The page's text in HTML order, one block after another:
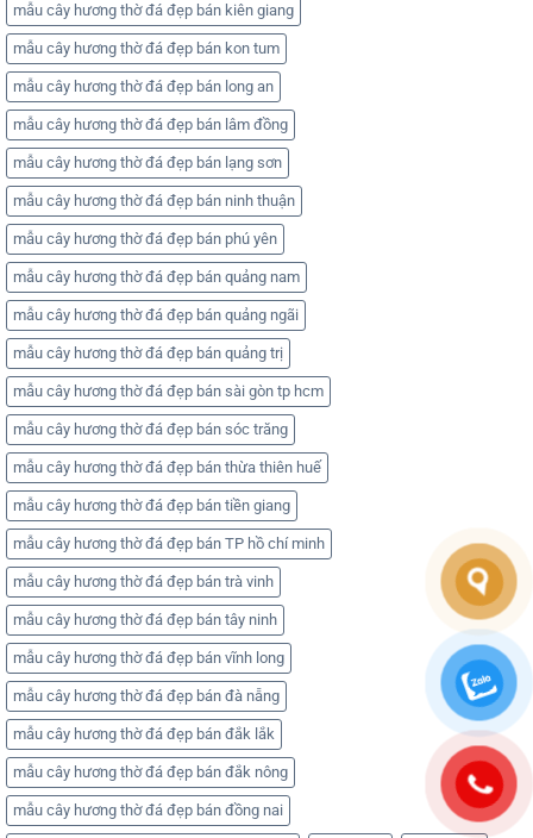
mẫu cây hương thờ đá đẹp bán kiên giang
mẫu cây hương thờ đá đẹp bán kon tum
mẫu cây hương thờ đá đẹp bán long an
mẫu cây hương thờ đá đẹp bán lâm đồng
mẫu cây hương thờ đá đẹp bán lạng sơn
mẫu cây hương thờ đá đẹp bán ninh thuận
mẫu cây hương thờ đá đẹp bán phú yên
mẫu cây hương thờ đá đẹp bán quảng nam
mẫu cây hương thờ đá đẹp bán quảng ngãi
mẫu cây hương thờ đá đẹp bán quảng trị
mẫu cây hương thờ đá đẹp bán sài gòn tp hcm
mẫu cây hương thờ đá đẹp bán sóc trăng
mẫu cây hương thờ đá đẹp bán thừa thiên huế
mẫu cây hương thờ đá đẹp bán tiền giang
mẫu cây hương thờ đá đẹp bán TP hồ chí minh
mẫu cây hương thờ đá đẹp bán trà vinh
mẫu cây hương thờ đá đẹp bán tây ninh
mẫu cây hương thờ đá đẹp bán vĩnh long
mẫu cây hương thờ đá đẹp bán đà nẵng
mẫu cây hương thờ đá đẹp bán đắk lắk
mẫu cây hương thờ đá đẹp bán đắk nông
mẫu cây hương thờ đá đẹp bán đồng nai